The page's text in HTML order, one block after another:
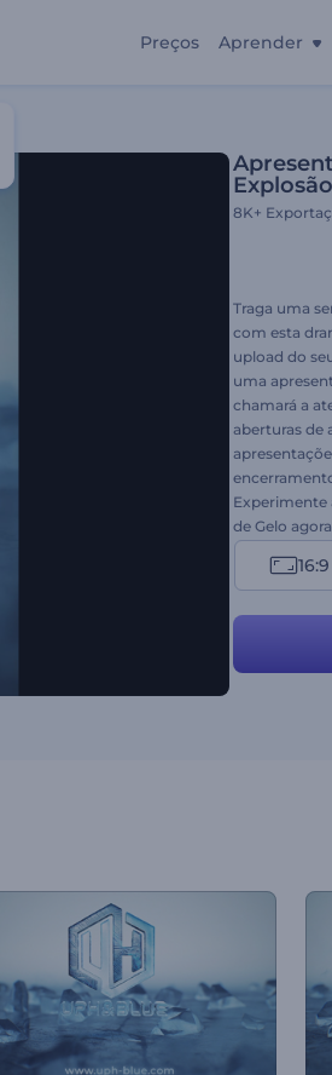
Preços Aprender
8K+
Traga uma
com esta
upload do
uma
chamará a
aberturas de
Experimente
de Gelo
16:9